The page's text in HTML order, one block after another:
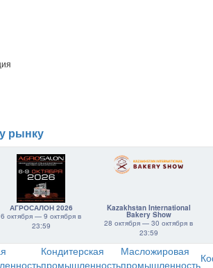
рынку
АГРОСАЛОН 2026
6 октября — 9 октября в
23:59
Kazakhstan International
Bakery Show
28 октября — 30 октября в
23:59
Кондитерская
промышленность
Масложировая
промышленность